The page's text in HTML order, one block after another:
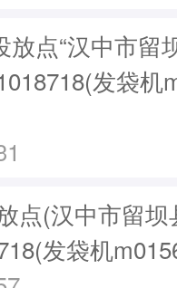
点“汉中市留
发袋机
点(汉中市留
发袋机